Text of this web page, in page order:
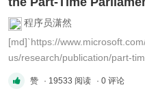
程序员潇然
[md]`https://
us/research/publication/part-
赞 · 19533 阅读 · 0 评论